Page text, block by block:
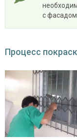
с фасадом
Процесс